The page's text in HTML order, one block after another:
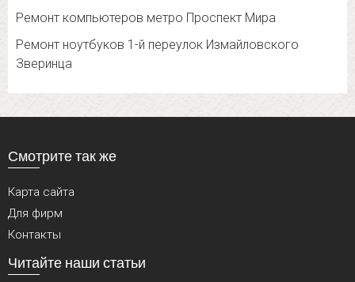
Ремонт компьютеров метро Проспект Мира
Ремонт ноутбуков 1-й переулок Измайловского
Зверинца
Смотрите так же
Карта сайта
Для фирм
Контакты
Читайте наши статьи